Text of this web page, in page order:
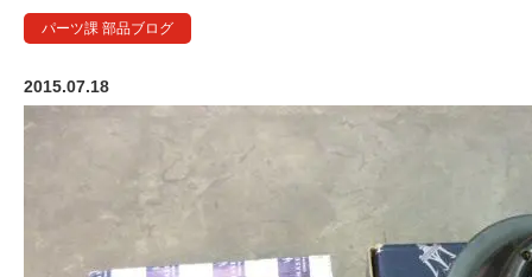
パーツ課 部品ブログ
2015.07.18